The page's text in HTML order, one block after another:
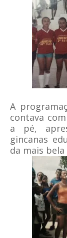
A
contava
a pé,
gincanas
da mais